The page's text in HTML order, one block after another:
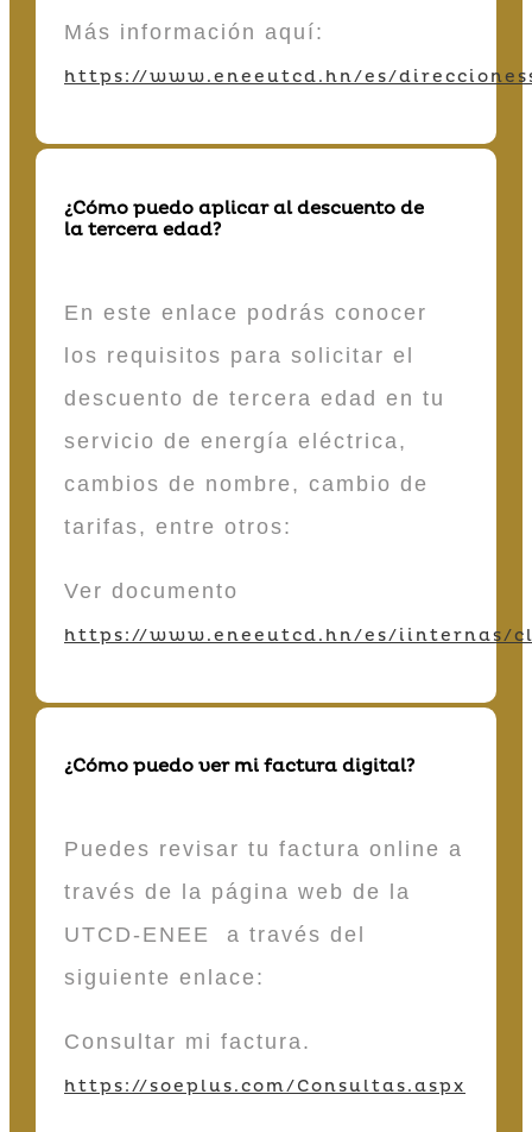
Más información aquí:
https://www.eneeutcd.hn/es/
¿Cómo puedo aplicar al descuento de
la tercera edad?
En este enlace podrás conocer
los requisitos para solicitar el
descuento de tercera edad en tu
servicio de energía eléctrica,
cambios de nombre, cambio de
tarifas, entre otros:
Ver documento
https://www.eneeutcd.hn/es/iinternas/
¿Cómo puedo ver mi factura digital?
Puedes revisar tu factura online a
través de la página web de la
UTCD-ENEE a través del
siguiente enlace:
Consultar mi factura.
https://soeplus.com/Consultas.aspx